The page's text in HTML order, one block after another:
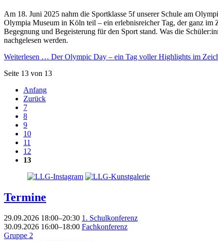
Am 18. Juni 2025 nahm die Sportklasse 5f unserer Schule am
Olympia Museum in Köln teil – ein erlebnisreicher Tag, der ganz im
Begegnung und Begeisterung für den Sport stand. Was die
nachgelesen werden.
Weiterlesen … Der Olympic Day – ein Tag voller Highlights im
Seite 13 von 13
Anfang
Zurück
7
8
9
10
11
12
13
Termine
29.09.2026 18:00–20:30 1. Schulkonferenz
30.09.2026 16:00–18:00 Fachkonferenz
Gruppe 2